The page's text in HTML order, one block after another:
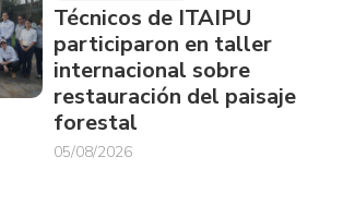
Técnicos de ITAIPU
participaron en taller
internacional sobre
restauración del paisaje
forestal
05/08/2026